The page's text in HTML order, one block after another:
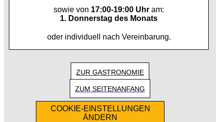
sowie von 17:00-19:00 Uhr am:
1. Donnerstag des Monats
oder individuell nach Vereinbarung.
ZUR GASTRONOMIE
ZUM SEITENANFANG
COOKIE-EINSTELLUNGEN
ÄNDERN